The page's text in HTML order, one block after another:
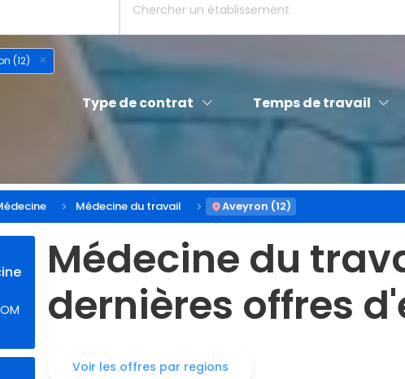
(12)
Type de contrat Temps de travail
Médecine du travail Aveyron (12)
Médecine du
dernières offres
Voir les offres par regions